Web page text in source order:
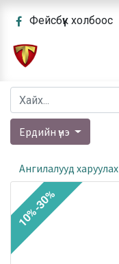
Фейсбүүк холбоос
Ердийн үнэ
Ангилалууд харуулах
10%-30%